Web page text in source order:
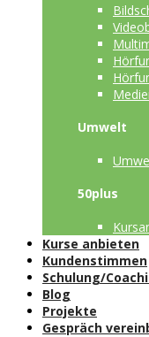
Umwelt
50plus
Kurse anbieten
Kundenstimmen
Schulung/
Blog
Projekte
Gespräch